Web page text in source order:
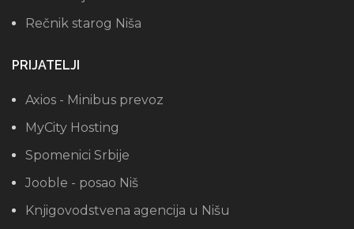
Rečnik starog Niša
PRIJATELJI
Axios - Minibus prevoz
MyCity Hosting
Spomenici Srbije
Jooble - posao Niš
Knjigovodstvena agencija u Nišu